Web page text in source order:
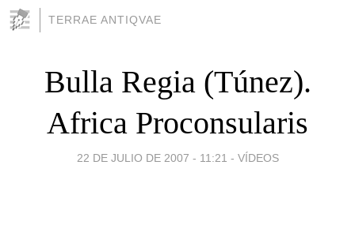
TERRAE ANTIQVAE
Bulla Regia (Túnez).
Africa Proconsularis
22 DE JULIO DE 2007 - 11:21 - VÍDEOS